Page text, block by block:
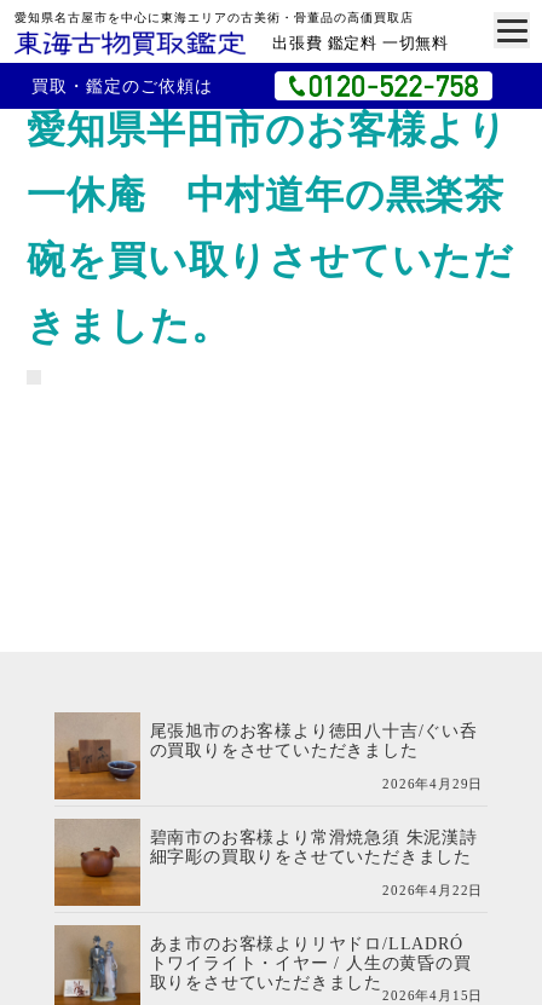
愛知県名古屋市を中心に東海エリアの古美術・骨董品の高価買取店
出張費 鑑定料 一切無料
買取・鑑定のご依頼は
愛知県半田市のお客様より
一休庵 中村道年の黒楽茶
碗を買い取りさせていただ
きました。
尾張旭市のお客様より徳田八十吉/ぐい呑
の買取りをさせていただきました
2026年4月29日
碧南市のお客様より常滑焼急須 朱泥漢詩
細字彫の買取りをさせていただきました
2026年4月22日
あま市のお客様よりリヤドロ/LLADRÓ
トワイライト・イヤー / 人生の黄昏の買
取りをさせていただきました
2026年4月15日